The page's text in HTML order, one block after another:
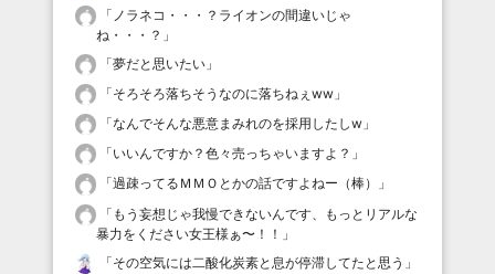
「 ノラネコ・・・？ライオンの間違いじゃ
ね・・・？ 」
「夢だと思いたい 」
「そろそろ落ちそうなのに落ちねぇww 」
「なんでそんな悪意まみれのを採用したしw 」
「いいんですか？色々売っちゃいますよ？ 」
「過疎ってるＭＭＯとかの話ですよねー（棒）
」
「 もう妄想じゃ我慢できないんです、もっとリアルな
暴力をください女王様ぁ〜！！ 」
「その空気には二酸化炭素と息が停滞してたと思う 」